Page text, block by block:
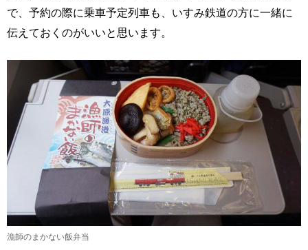
で、予約の際に乗車予定列車も、いすみ鉄道の方に一緒に
伝えておくのがいいと思います。
漁師のまかない飯弁当